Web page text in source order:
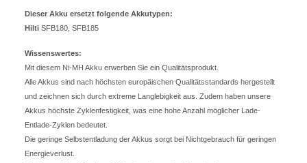
Dieser Akku ersetzt folgende Akkutypen:
Hilti SFB180, SFB185
Wissenswertes:
Mit diesem Ni-MH Akku erwerben Sie ein Qualitätsprodukt.
Alle Akkus sind nach höchsten europäischen Qualitätsstandards hergestellt
und zeichnen sich durch extreme Langlebigkeit aus. Zudem haben unsere
Akkus höchste Zyklenfestigkeit, was eine hohe Anzahl möglicher Lade-
Entlade-Zyklen bedeutet.
Die geringe Selbstentladung der Akkus sorgt bei Nichtgebrauch für geringen
Energieverlust.